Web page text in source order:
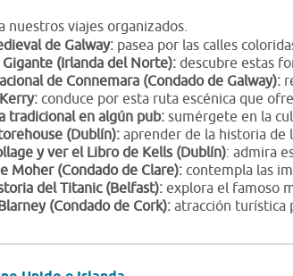
nuestros viajes organizados.
de Galway: pasea por las calles
(Irlanda del Norte): descubre estas
de Connemara (Condado de Galway):
conduce por esta ruta escénica que
tradicional en algún pub: sumérgete en la
(Dublín): aprender de la historia de
y ver el Libro de Kells (Dublín): admira
Moher (Condado de Clare): contempla las
del Titanic (Belfast): explora el famoso
(Condado de Cork): atracción turística